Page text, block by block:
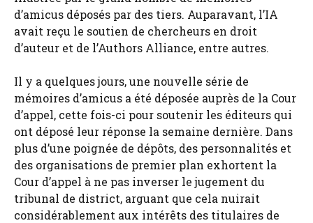
d’amicus déposés par des tiers. Auparavant, l’IA
avait reçu le soutien de chercheurs en droit
d’auteur et de l’Authors Alliance, entre autres.
Il y a quelques jours, une nouvelle série de
mémoires d’amicus a été déposée auprès de la Cour
d’appel, cette fois-ci pour soutenir les éditeurs qui
ont déposé leur réponse la semaine dernière. Dans
plus d’une poignée de dépôts, des personnalités et
des organisations de premier plan exhortent la
Cour d’appel à ne pas inverser le jugement du
tribunal de district, arguant que cela nuirait
considérablement aux intérêts des titulaires de